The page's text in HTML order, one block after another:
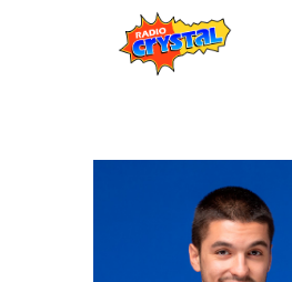
Promociones